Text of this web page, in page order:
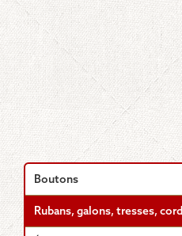
Boutons
Rubans, galons, tresses,